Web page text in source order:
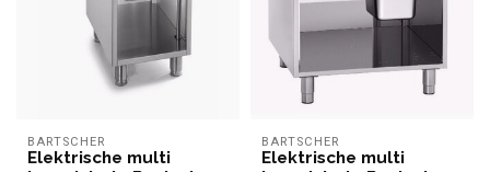
BARTSCHER
Elektrische multi
BARTSCHER
Elektrische multi